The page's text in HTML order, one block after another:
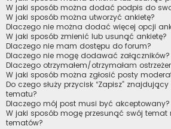
W jaki sposób można dodać podpis do
W jaki sposób można utworzyć ankietę?
Dlaczego nie można dodać więcej opcji
W jaki sposób zmienić lub usunąć ankietę?
Dlaczego nie mam dostępu do forum?
Dlaczego nie mogę dodawać załączników?
Dlaczego otrzymałem/otrzymałam
W jaki sposób można zgłosić posty
Do czego służy przycisk “Zapisz”
tematu?
Dlaczego mój post musi być akceptowany?
W jaki sposób mogę przesunąć swój temat
tematów?